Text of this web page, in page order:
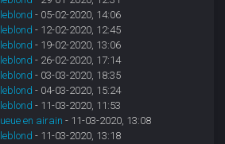
- 05-02-2020, 14:06
- 12-02-2020, 12:45
- 19-02-2020, 13:06
- 26-02-2020, 17:14
- 03-03-2020, 18:35
- 04-03-2020, 15:24
- 11-03-2020, 11:53
en airain - 11-03-2020, 13:08
- 11-03-2020, 13:18